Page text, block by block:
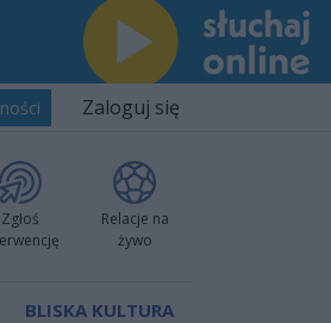
Zaloguj się
Zgłoś
Relacje na
żywo
BLISKA KULTURA